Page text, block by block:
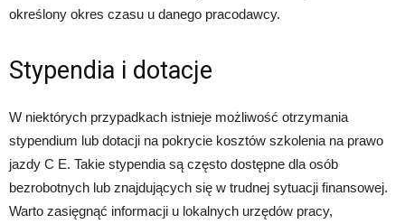
określony okres czasu u danego pracodawcy.
Stypendia i dotacje
W niektórych przypadkach istnieje możliwość otrzymania
stypendium lub dotacji na pokrycie kosztów szkolenia na prawo
jazdy C E. Takie stypendia są często dostępne dla osób
bezrobotnych lub znajdujących się w trudnej sytuacji finansowej.
Warto zasięgnąć informacji u lokalnych urzędów pracy,